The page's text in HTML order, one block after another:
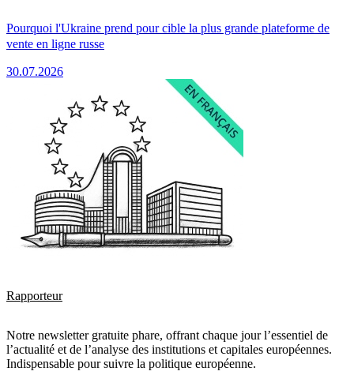
Pourquoi l'Ukraine prend pour cible la plus grande plateforme de
vente en ligne russe
30.07.2026
Rapporteur
Notre newsletter gratuite phare, offrant chaque jour l’essentiel de
l’actualité et de l’analyse des institutions et capitales européennes.
Indispensable pour suivre la politique européenne.